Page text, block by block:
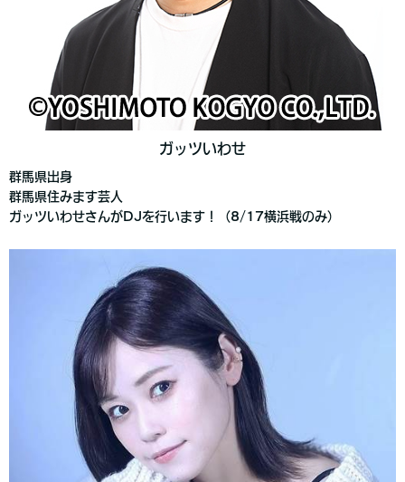
ガッツいわせ
群馬県出身
群馬県住みます芸人
ガッツいわせさんがDJを行います！（8/17横浜戦のみ）